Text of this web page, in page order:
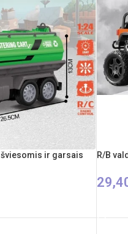
šviesomis ir garsais R/B